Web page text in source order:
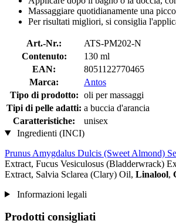
Massaggiare quotidianamente una
Per risultati migliori, si consiglia
Art.-Nr.:
ATS-PM202-N
Contenuto:
130 ml
EAN:
8051122770465
Marca:
Antos
Tipo di prodotto: oli per massaggi
Tipi di pelle adatti: a buccia d'arancia
Caratteristiche:
unisex
Ingredienti (INCI)
Prunus Amygdalus Dulcis (Sweet Almond)
Extract, Fucus Vesiculosus (Bladderwrack)
Extract, Salvia Sclarea (Clary) Oil, Linalool,
Informazioni legali
Prodotti consigliati